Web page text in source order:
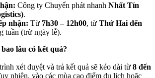
Công ty Chuyển phát nhanh Nhất Tín
.
nhận: Từ 7h30 – 12h00, từ Thứ Hai đến
tuần (trừ ngày lễ).
lâu có kết quả?
xét duyệt và trả kết quả sẽ kéo dài từ 8 đến
nhiên, vào các mùa cao điểm du lịch hoặc